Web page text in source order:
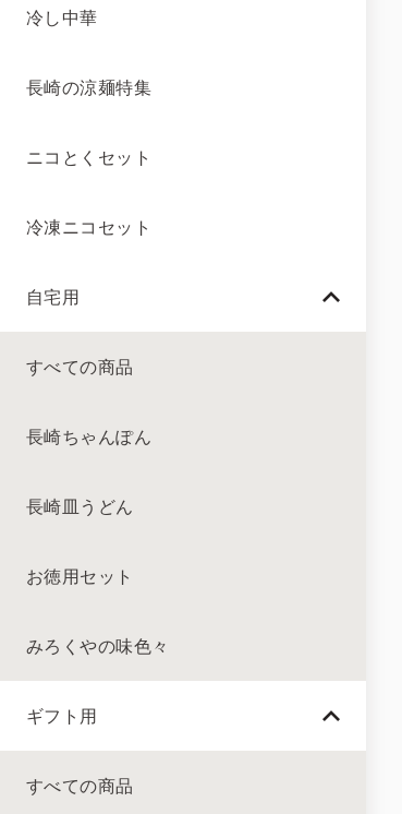
冷し中華
長崎の涼麺特集
ニコとくセット
冷凍ニコセット
自宅用
すべての商品
長崎ちゃんぽん
長崎皿うどん
お徳用セット
みろくやの味色々
ギフト用
すべての商品